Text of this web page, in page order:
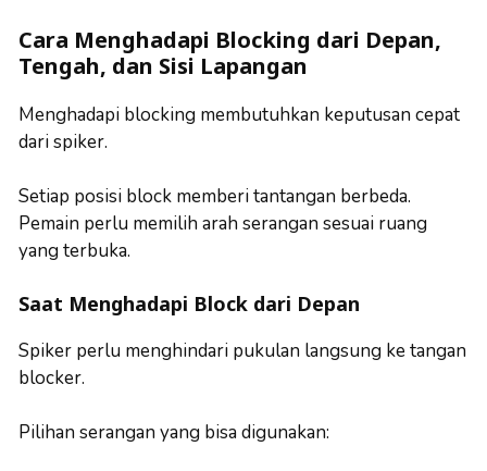
Cara Menghadapi Blocking dari Depan,
Tengah, dan Sisi Lapangan
Menghadapi blocking membutuhkan keputusan cepat
dari spiker.
Setiap posisi block memberi tantangan berbeda.
Pemain perlu memilih arah serangan sesuai ruang
yang terbuka.
Saat Menghadapi Block dari Depan
Spiker perlu menghindari pukulan langsung ke tangan
blocker.
Pilihan serangan yang bisa digunakan: